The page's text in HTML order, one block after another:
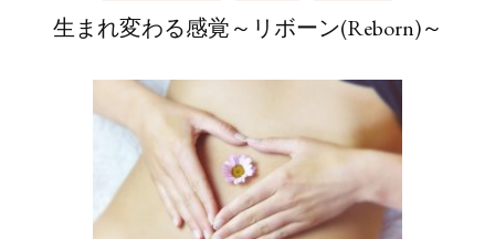
生まれ変わる感覚～リボーン(Reborn)～